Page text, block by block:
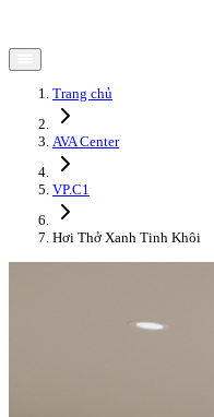
Trang chủ
AVA Center
VP.C1
Hơi Thở Xanh Tinh Khôi